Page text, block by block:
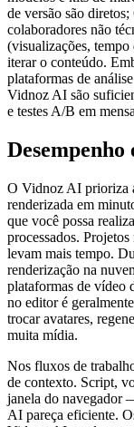
de versão são
colaboradores não
(visualizações, tempo
iterar o conteúdo.
plataformas de
Vidnoz AI são
e testes A/B em
O Vidnoz AI prioriza
renderizada em
que você possa
processados.
levam mais tempo.
renderização na
plataformas de vídeo
no editor é
trocar avatares,
muita mídia.
Nos fluxos de
de contexto. Script,
janela do navegador
AI pareça eficiente.